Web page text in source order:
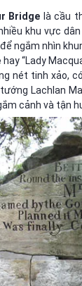
Bridge là cầu
khu vực
ngắm nhìn
hay “Lady
nét tinh xảo,
Lachlan
cảnh và tận